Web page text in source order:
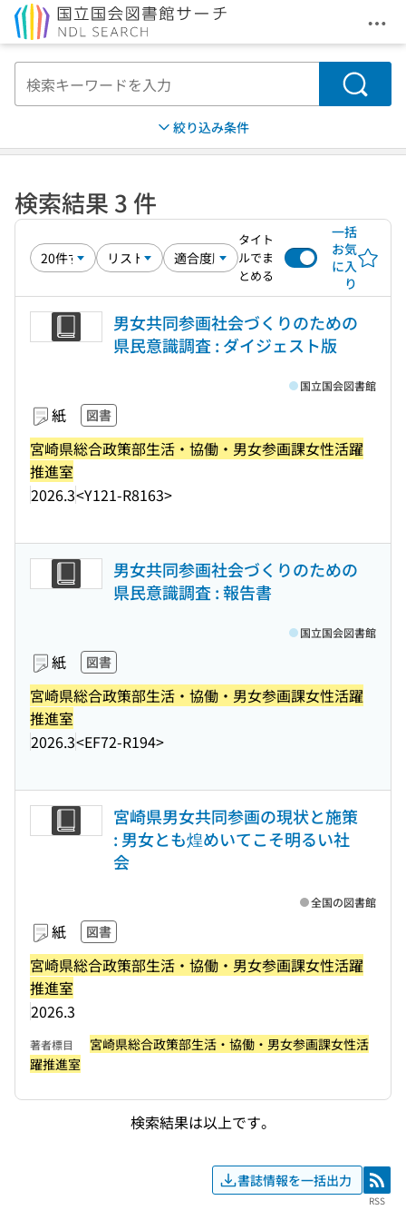
メ
検索
絞り込み条件
検索結果 3 件
タイト
ルでま
とめる
一括
お気
に入
り
男女共同参画社会づくりのための
県民意識調査 : ダイジェスト版
紙 図書
宮崎県総合政策部生活・協働・男女参画課女性活躍
推進室
2026.3<Y121-R8163>
国立国会図書館
男女共同参画社会づくりのための
県民意識調査 : 報告書
紙 図書
宮崎県総合政策部生活・協働・男女参画課女性活躍
推進室
2026.3<EF72-R194>
国立国会図書館
宮崎県男女共同参画の現状と施策
: 男女とも煌めいてこそ明るい社
会
紙 図書
宮崎県総合政策部生活・協働・男女参画課女性活躍
推進室
2026.3
全国の図書館
著者標目
宮崎県総合政策部生活・協働・男女参画課女性活
躍推進室
検索結果は以上です。
書誌情報を一括出力 RSS
RSS